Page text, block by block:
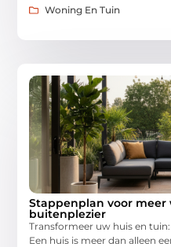
Woning En Tuin
Stappenplan voor
buitenplezier
Transformeer uw huis en
Een huis is meer dan alleen